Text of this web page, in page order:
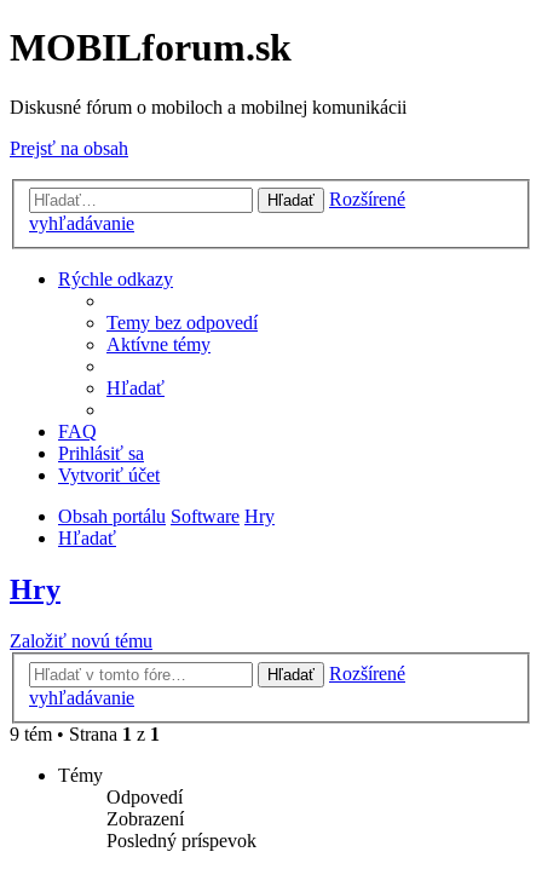
MOBILforum.sk
Diskusné fórum o mobiloch a mobilnej komunikácii
Prejsť na obsah
Hľadať
Rozšírené
vyhľadávanie
Rýchle odkazy
Temy bez odpovedí
Aktívne témy
Hľadať
FAQ
Prihlásiť sa
Vytvoriť účet
Obsah portálu Software Hry
Hľadať
Hry
Založiť novú tému
Hľadať
Rozšírené
vyhľadávanie
9 tém • Strana 1 z 1
Témy
Odpovedí
Zobrazení
Posledný príspevok